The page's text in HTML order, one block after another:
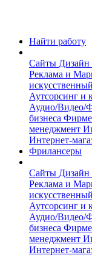
Найти работу
Сайты Дизайн
Реклама и
Аутсорсинг и
Аудио/Видео/
бизнеса
менеджмент
Интернет-
Фрилансеры
Сайты Дизайн
Реклама и
Аутсорсинг и
Аудио/Видео/
бизнеса
менеджмент
Интернет-